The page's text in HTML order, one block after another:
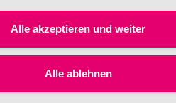
Alle akzeptieren und weiter
Alle ablehnen
– Gewerbliche Online-
– Räucherkurs für Einsteiger/
nach TEM – Rituale,
– Kreative Duftalchemie